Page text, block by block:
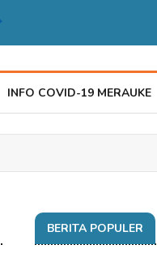
INFO COVID-19 MERAUKE
BERITA POPULER